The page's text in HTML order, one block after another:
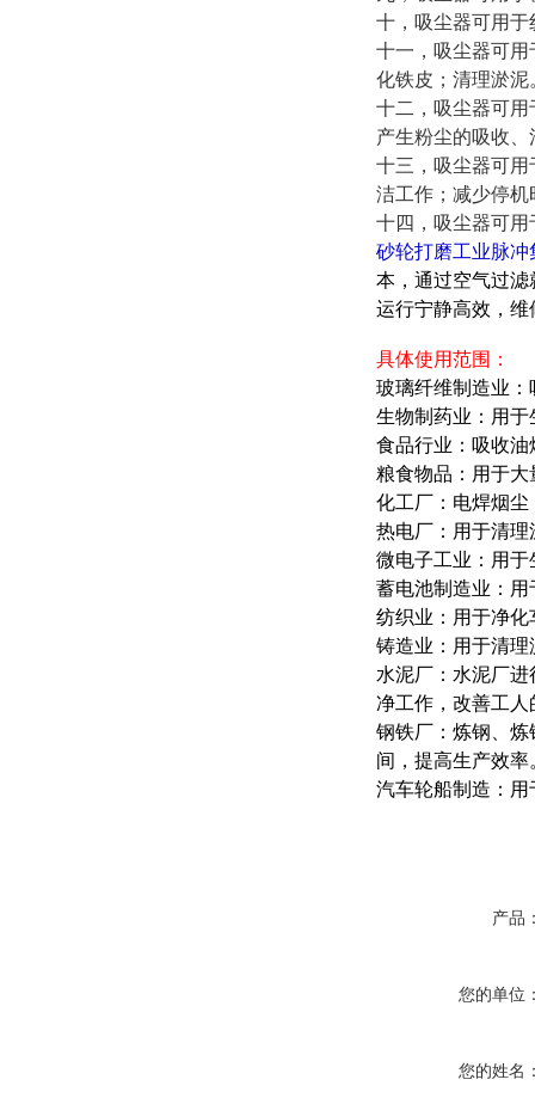
十，吸尘器可用
十一，吸尘器可
化铁皮；清理淤泥
十二，吸尘器可
产生粉尘的吸收
十三，吸尘器可
洁工作；减少停
十四，吸尘器可
砂轮打磨工业脉冲
本，通过空气过
运行宁静高效，
具体使用范围：
玻璃纤维制造业
生物制药业：用
食品行业：吸收
粮食物品：用于
化工厂：电焊烟
热电厂：用于清
微电子工业：用
蓄电池制造业：
纺织业：用于净
铸造业：用于清
水泥厂：水泥厂
净工作，改善工人
钢铁厂：炼钢、
间，提高生产效率
汽车轮船制造：
产品
您的单位
您的姓名